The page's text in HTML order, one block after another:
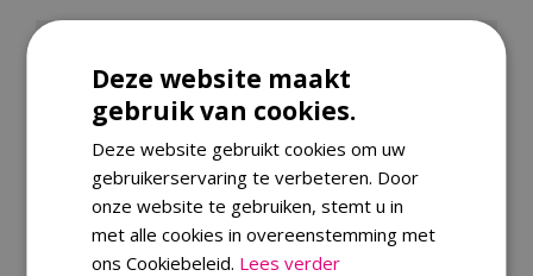
Kijk ook eens naar:
Deze website maakt
gebruik van cookies.
Deze website gebruikt cookies om uw
gebruikerservaring te verbeteren. Door
onze website te gebruiken, stemt u in
met alle cookies in overeenstemming met
ons Cookiebeleid. Lees verder